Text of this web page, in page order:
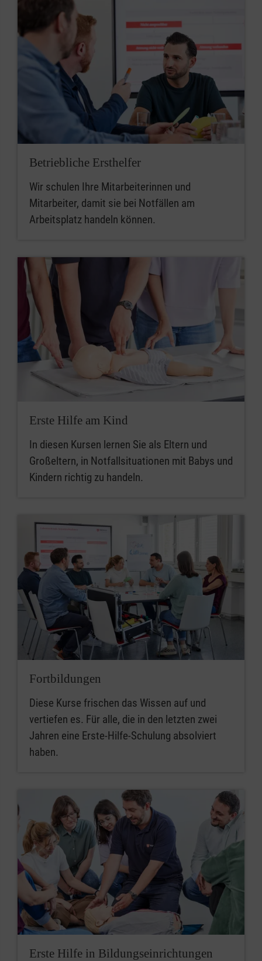
Betriebliche Ersthelfer
Wir schulen Ihre Mitarbeiterinnen und
Mitarbeiter, damit sie bei Notfällen am
Arbeitsplatz handeln können.
Erste Hilfe am Kind
In diesen Kursen lernen Sie als Eltern und
Großeltern, in Notfallsituationen mit Babys und
Kindern richtig zu handeln.
Fortbildungen
Diese Kurse frischen das Wissen auf und
vertiefen es. Für alle, die in den letzten zwei
Jahren eine Erste-Hilfe-Schulung absolviert
haben.
Erste Hilfe in Bildungseinrichtungen